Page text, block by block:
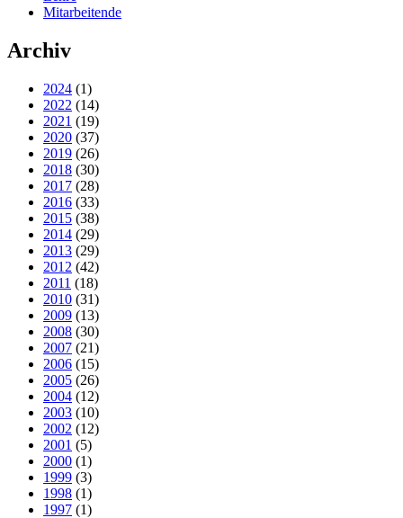
Mitarbeitende
Archiv
2024 (1)
2022 (14)
2021 (19)
2020 (37)
2019 (26)
2018 (30)
2017 (28)
2016 (33)
2015 (38)
2014 (29)
2013 (29)
2012 (42)
2011 (18)
2010 (31)
2009 (13)
2008 (30)
2007 (21)
2006 (15)
2005 (26)
2004 (12)
2003 (10)
2002 (12)
2001 (5)
2000 (1)
1999 (3)
1998 (1)
1997 (1)